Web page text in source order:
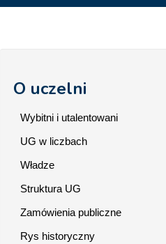
wyszukiwania
O uczelni
Wybitni i utalentowani
UG w liczbach
Władze
Struktura UG
Zamówienia publiczne
Rys historyczny